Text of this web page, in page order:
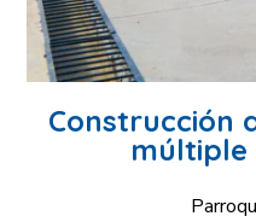
Construcción
múltiple